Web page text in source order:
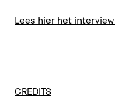
Lees hier het
CREDITS